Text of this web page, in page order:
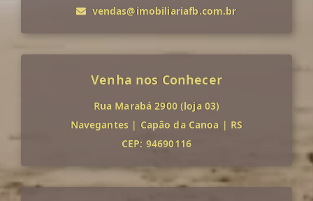
vendas@imobiliariafb.com.br
Venha nos Conhecer
Rua Marabá 2900 (loja 03)
Navegantes | Capão da Canoa | RS
CEP: 94690116